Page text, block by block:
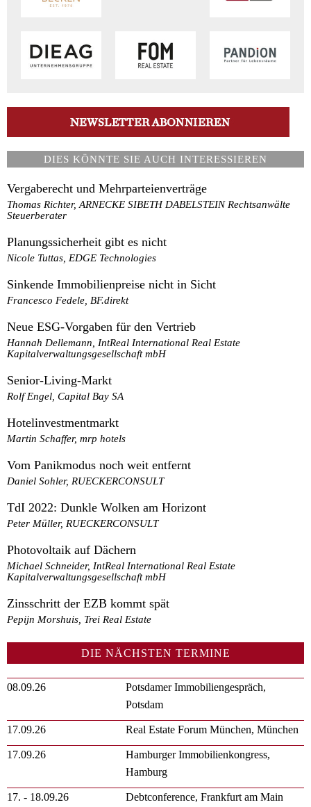
DIES KÖNNTE SIE AUCH INTERESSIEREN
Vergaberecht und Mehrparteienverträge
Thomas Richter, ARNECKE SIBETH DABELSTEIN Rechtsanwälte
Steuerberater
Planungssicherheit gibt es nicht
Nicole Tuttas, EDGE Technologies
Sinkende Immobilienpreise nicht in Sicht
Francesco Fedele, BF.direkt
Neue ESG-Vorgaben für den Vertrieb
Hannah Dellemann, IntReal International Real Estate
Kapitalverwaltungsgesellschaft mbH
Senior-Living-Markt
Rolf Engel, Capital Bay SA
Hotelinvestmentmarkt
Martin Schaffer, mrp hotels
Vom Panikmodus noch weit entfernt
Daniel Sohler, RUECKERCONSULT
TdI 2022: Dunkle Wolken am Horizont
Peter Müller, RUECKERCONSULT
Photovoltaik auf Dächern
Michael Schneider, IntReal International Real Estate
Kapitalverwaltungsgesellschaft mbH
Zinsschritt der EZB kommt spät
Pepijn Morshuis, Trei Real Estate
DIE NÄCHSTEN TERMINE
08.09.26
Potsdamer Immobiliengespräch,
Potsdam
17.09.26 Real Estate Forum München, München
17.09.26
Hamburger Immobilienkongress,
Hamburg
17. - 18.09.26 Debtconference, Frankfurt am Main